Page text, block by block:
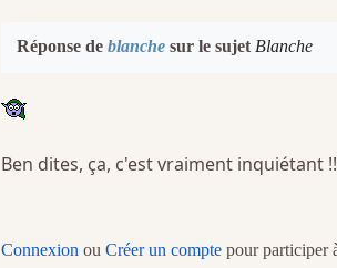
Réponse de blanchesur le sujet Blanche
Ben dites, ça, c'est vraiment inquiétant
Connexion ou Créer un comptepour participer